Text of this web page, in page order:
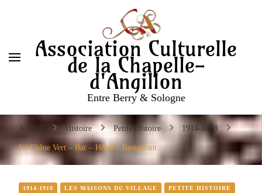
Association Culturelle
de la Chapelle-
d'Angillon
Entre Berry & Sologne
Accueil Histoire Petite Histoire 1914-1918
Le Chêne Vert – Bar – Hôtel – Restaurant
1914-1918 LES MAISONS DU VILLAGE PETITE HISTOIRE